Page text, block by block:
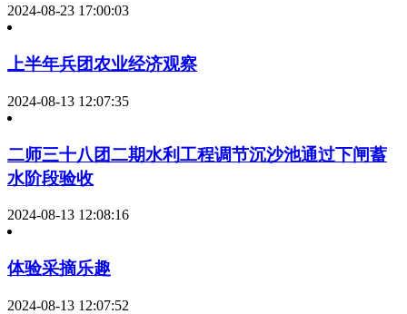
2024-08-23 17:00:03
上半年兵团农业经济观察
2024-08-13 12:07:35
二师三十八团二期水利工程调节沉沙池通过下闸蓄
水阶段验收
2024-08-13 12:08:16
体验采摘乐趣
2024-08-13 12:07:52